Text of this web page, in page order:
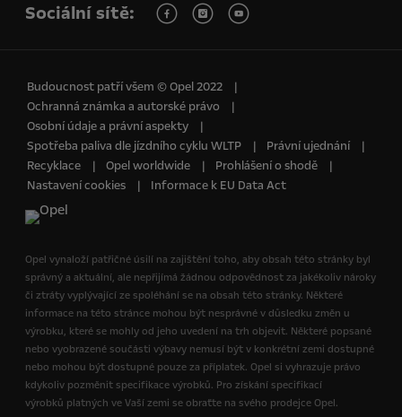
Sociální sítě:
Budoucnost patří všem © Opel 2022
Ochranná známka a autorské právo
Osobní údaje a právní aspekty
Spotřeba paliva dle jízdního cyklu WLTP
Právní ujednání
Recyklace
Opel worldwide
Prohlášení o shodě
Nastavení cookies
Informace k EU Data Act
Opel vynaloží patřičné úsilí na zajištění toho, aby obsah této stránky byl
správný a aktuální, ale nepřijímá žádnou odpovědnost za jakékoliv nároky
či ztráty vyplývající ze spoléhání se na obsah této stránky. Některé
informace na této stránce mohou být nesprávné v důsledku změn u
výrobku, které se mohly od jeho uvedení na trh objevit. Některé popsané
nebo vyobrazené součásti výbavy nemusí být v konkrétní zemi dostupné
nebo mohou být dostupné pouze za příplatek. Opel si vyhrazuje právo
kdykoliv pozměnit specifikace výrobků. Pro získání specifikací
výrobků platných ve Vaší zemi se obraťte na svého prodejce Opel.